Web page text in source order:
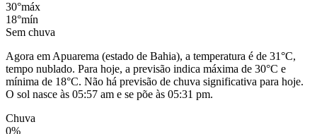
30°máx
18°mín
Sem chuva
Agora em Apuarema (estado de Bahia), a temperatura é de 31°C,
tempo nublado. Para hoje, a previsão indica máxima de 30°C e
mínima de 18°C. Não há previsão de chuva significativa para hoje.
O sol nasce às 05:57 am e se põe às 05:31 pm.
Chuva
0%